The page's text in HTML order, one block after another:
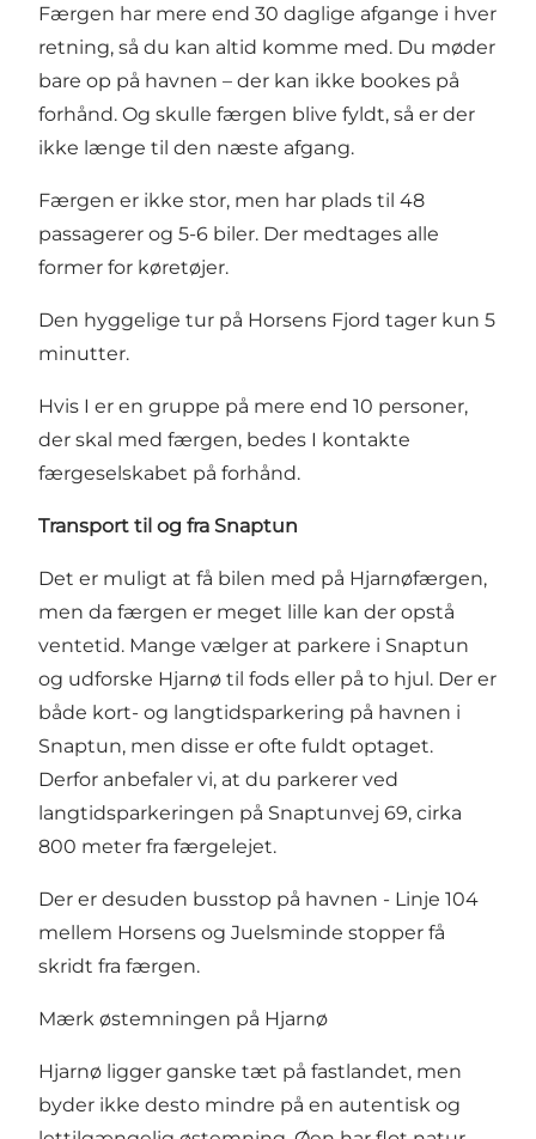
Færgen har mere end 30 daglige afgange i hver
retning, så du kan altid komme med. Du møder
bare op på havnen – der kan ikke bookes på
forhånd. Og skulle færgen blive fyldt, så er der
ikke længe til den næste afgang.
Færgen er ikke stor, men har plads til 48
passagerer og 5-6 biler. Der medtages alle
former for køretøjer.
Den hyggelige tur på Horsens Fjord tager kun 5
minutter.
Hvis I er en gruppe på mere end 10 personer,
der skal med færgen, bedes I kontakte
færgeselskabet på forhånd.
Transport til og fra Snaptun
Det er muligt at få bilen med på Hjarnøfærgen,
men da færgen er meget lille kan der opstå
ventetid. Mange vælger at parkere i Snaptun
og udforske Hjarnø til fods eller på to hjul. Der er
både kort- og langtidsparkering på havnen i
Snaptun, men disse er ofte fuldt optaget.
Derfor anbefaler vi, at du parkerer ved
langtidsparkeringen på Snaptunvej 69, cirka
800 meter fra færgelejet.
Der er desuden busstop på havnen - Linje 104
mellem Horsens og Juelsminde stopper få
skridt fra færgen.
Mærk østemningen på Hjarnø
Hjarnø ligger ganske tæt på fastlandet, men
byder ikke desto mindre på en autentisk og